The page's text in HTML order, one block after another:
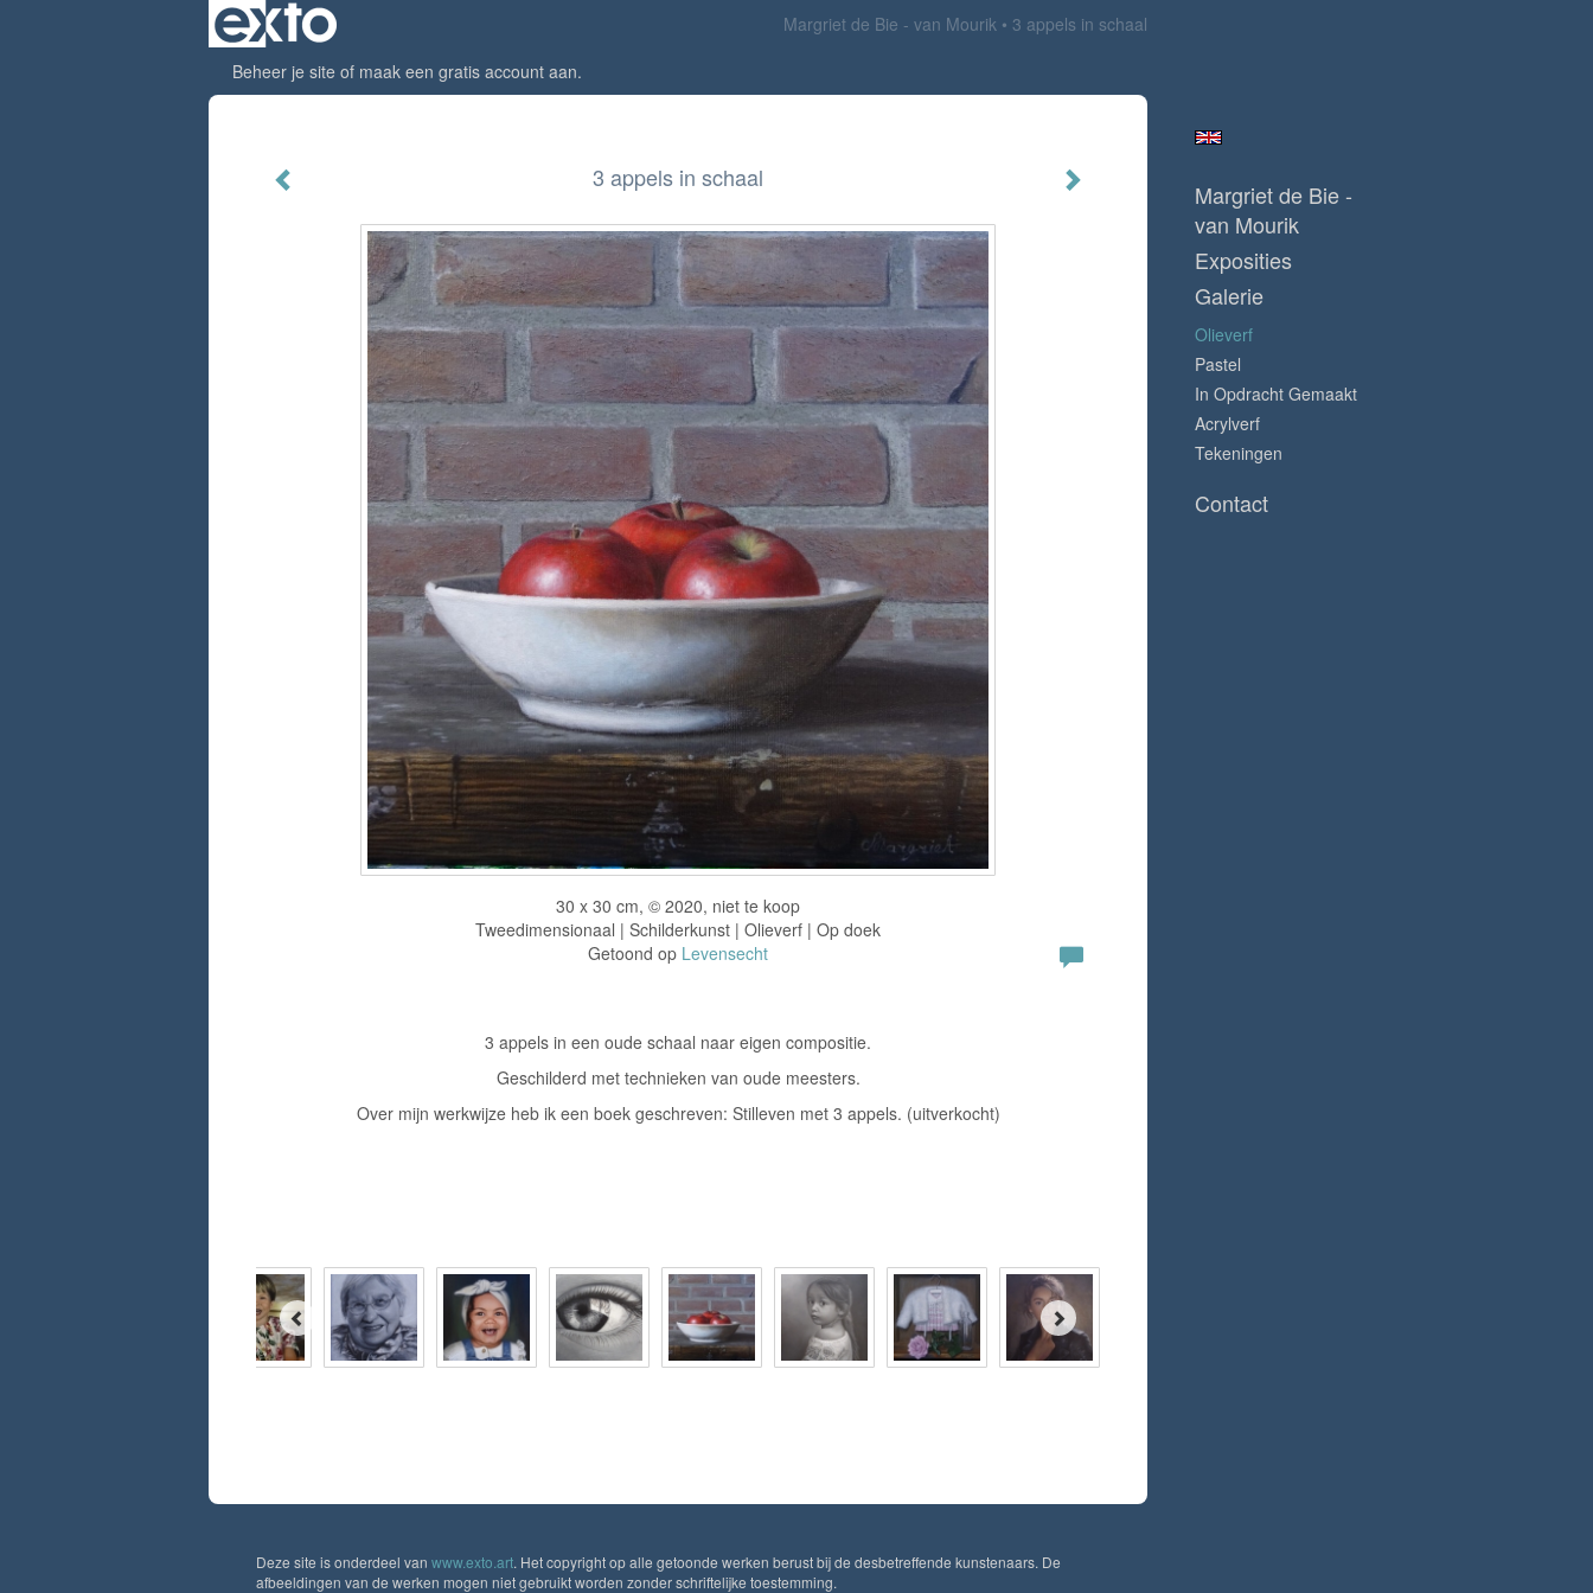
Margriet de Bie - van Mourik
3 appels in schaal
Beheer je site of maak een gratis account aan.
3 appels in schaal
30 x 30 cm, © 2020, niet te koop
Tweedimensionaal | Schilderkunst | Olieverf | Op doek
Getoond op Levensecht
3 appels in een oude schaal naar eigen compositie.
Geschilderd met technieken van oude meesters.
Over mijn werkwijze heb ik een boek geschreven: Stilleven met 3 appels. (uitverkocht)
Margriet de Bie -
van Mourik
Exposities
Galerie
Olieverf
Pastel
In Opdracht Gemaakt
Acrylverf
Tekeningen
Contact
Deze site is onderdeel van www.exto.art. Het copyright op alle getoonde werken berust bij de desbetreffende kunstenaars. De
afbeeldingen van de werken mogen niet gebruikt worden zonder schriftelijke toestemming.